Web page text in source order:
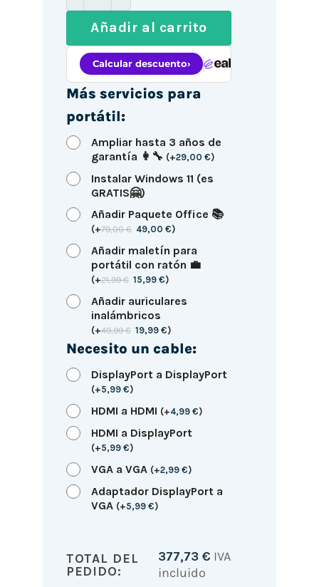
Añadir al carrito
Más servicios para
portátil:
Ampliar hasta 3 años de
garantía 👩‍🔧 (+29,00 €)
Instalar Windows 11 (es
GRATIS🤗)
Añadir Paquete Office 📚
(+79,00€ 49,00€)
Añadir maletín para
portátil con ratón 💼
(+21,99€ 15,99€)
Añadir auriculares
inalámbricos
(+49,99€ 19,99€)
Necesito un cable:
DisplayPort a DisplayPort
(+5,99 €)
HDMI a HDMI (+4,99 €)
HDMI a DisplayPort
(+5,99 €)
VGA a VGA (+2,99 €)
Adaptador DisplayPort a
VGA (+5,99 €)
TOTAL DEL
PEDIDO:
377,73 € IVA
incluido